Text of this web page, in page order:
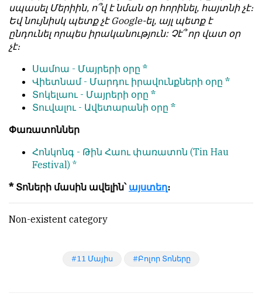
սպասել Մերիին, ո՞վ է նման օր հորինել, հայտնի չէ։
Եվ նույնիսկ պետք չէ Google-ել, այլ պետք է
ընդունել որպես իրականություն: Չէ՞ որ վատ օր
չէ։
Սամոա - Մայրերի օրը *
Վիետնամ - Մարդու իրավունքների օրը *
Տոկելաու - Մայրերի օրը *
Տուվալու - Ավետարանի օրը *
Փառատոններ
Հոնկոնգ - Թին Հաու փառատոն (Tin Hau
Festival) *
* Տոների մասին ավելին՝ այստեղ։
Non-existent category
11 Մայիս Բոլոր Տոները